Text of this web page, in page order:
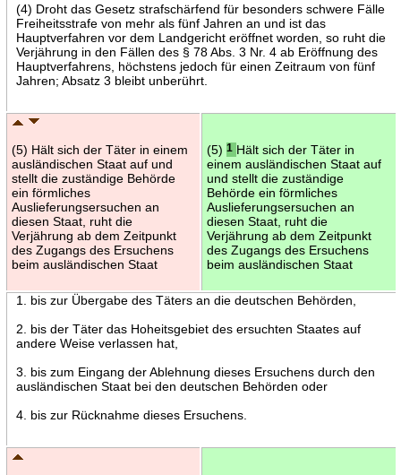
(4) Droht das Gesetz strafschärfend für besonders schwere Fälle
Freiheitsstrafe von mehr als fünf Jahren an und ist das
Hauptverfahren vor dem Landgericht eröffnet worden, so ruht die
Verjährung in den Fällen des § 78 Abs. 3 Nr. 4 ab Eröffnung des
Hauptverfahrens, höchstens jedoch für einen Zeitraum von fünf
Jahren; Absatz 3 bleibt unberührt.
(5) Hält sich der Täter in einem
ausländischen Staat auf und
stellt die zuständige Behörde
ein förmliches
Auslieferungsersuchen an
diesen Staat, ruht die
Verjährung ab dem Zeitpunkt
des Zugangs des Ersuchens
beim ausländischen Staat
(5) 1 Hält sich der Täter in
einem ausländischen Staat auf
und stellt die zuständige
Behörde ein förmliches
Auslieferungsersuchen an
diesen Staat, ruht die
Verjährung ab dem Zeitpunkt
des Zugangs des Ersuchens
beim ausländischen Staat
1. bis zur Übergabe des Täters an die deutschen Behörden,
2. bis der Täter das Hoheitsgebiet des ersuchten Staates auf
andere Weise verlassen hat,
3. bis zum Eingang der Ablehnung dieses Ersuchens durch den
ausländischen Staat bei den deutschen Behörden oder
4. bis zur Rücknahme dieses Ersuchens.